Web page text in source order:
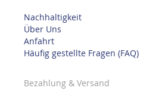
Nachhaltigkeit
Über Uns
Anfahrt
Häufig gestellte Fragen (FAQ)
Bezahlung & Versand